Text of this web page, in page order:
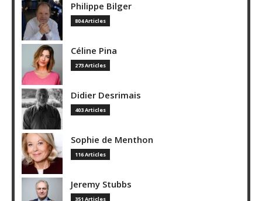
Philippe Bilger
804 Articles
Céline Pina
273 Articles
Didier Desrimais
403 Articles
Sophie de Menthon
116 Articles
Jeremy Stubbs
351 Articles